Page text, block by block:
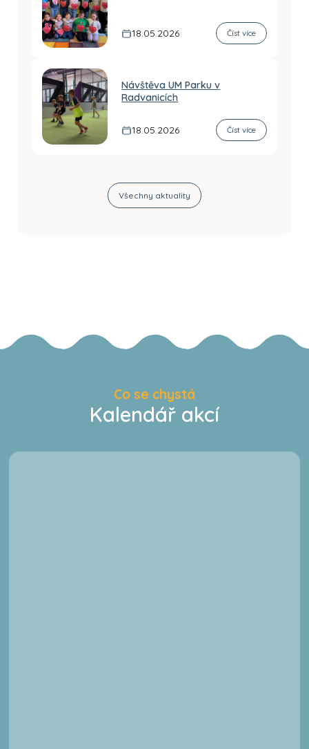
18.05.2026 Číst více
Návštěva UM Parku v
Radvanicích
18.05.2026 Číst více
Všechny aktuality
Co se chystá
Kalendář akcí